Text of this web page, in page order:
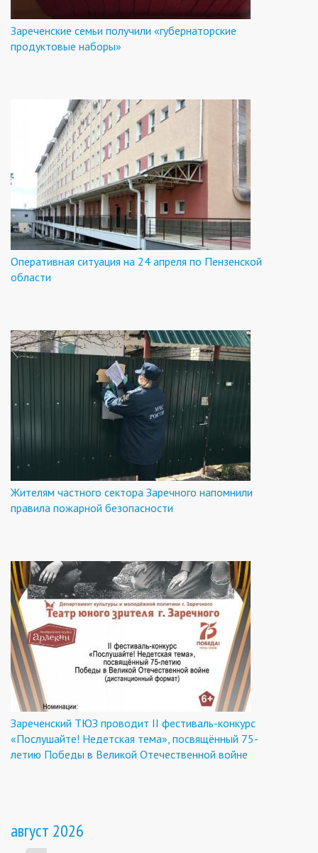
Зареченские семьи получили «губернаторские
продуктовые наборы»
Оперативная ситуация на 24 апреля по Пензенской
области
Жителям частного сектора Заречного напомнили
правила пожарной безопасности
Зареченский ТЮЗ проводит II фестиваль-конкурс
«Послушайте! Недетская тема», посвящённый 75-
летию Победы в Великой Отечественной войне
август 2026